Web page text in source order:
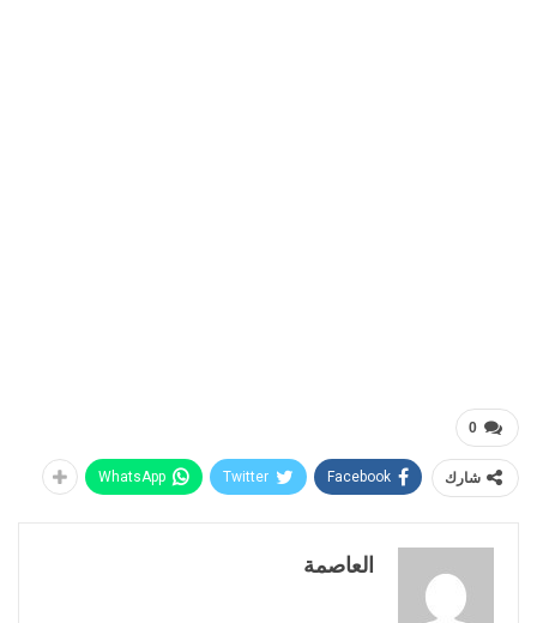
0
شارك Facebook
Twitter
WhatsApp
العاصمة